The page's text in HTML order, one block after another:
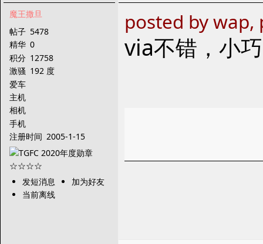
魔王撒旦
帖子 5478
精华 0
积分 12758
激骚 192 度
爱车
主机
相机
手机
注册时间 2005-1-15
发短消息
加为好友
当前离线
posted by
via不错，小巧